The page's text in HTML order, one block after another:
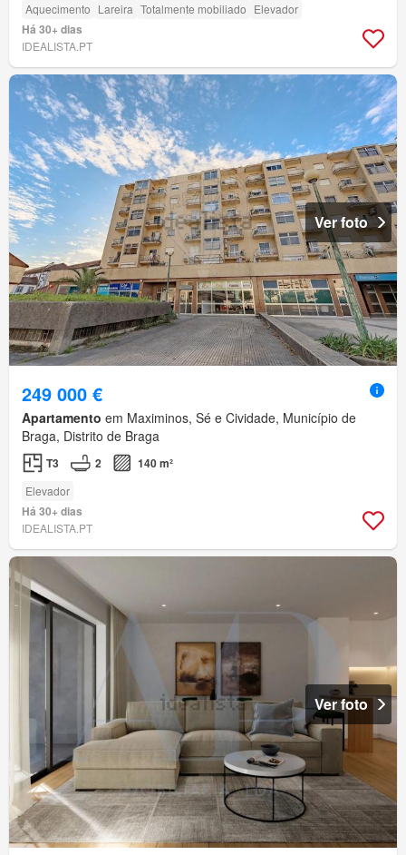
Aquecimento Lareira Totalmente mobiliado Elevador
Há 30+ dias
IDEALISTA.PT
Ver foto
249 000 €
Apartamento em Maximinos, Sé e Cividade, Município de
Braga, Distrito de Braga
T3 2 140 m²
Elevador
Há 30+ dias
IDEALISTA.PT
Ver foto